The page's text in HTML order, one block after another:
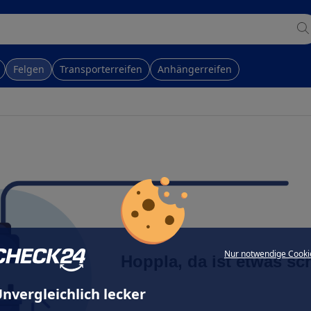
Nur notwendige
lecker
Felgen Transporterreifen Anhängerreifen
Hoppla, da ist etwas